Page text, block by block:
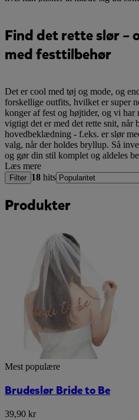
Find det rette slør –
med festtilbehør
Det er cool med tøj og mode, og
forskellige outfits, hvilket er super
konger af fest og højtider, og vi
vigtigt det er med det rette snit, når
hovedbeklædning - f.eks. er slør
valg, når der holdes bryllup. Så
og gør din stil komplet og aldeles
Læs mere
Filter 18 hits
Produkter
Mest populære
Brudeslør Bride to Be
39,90 kr